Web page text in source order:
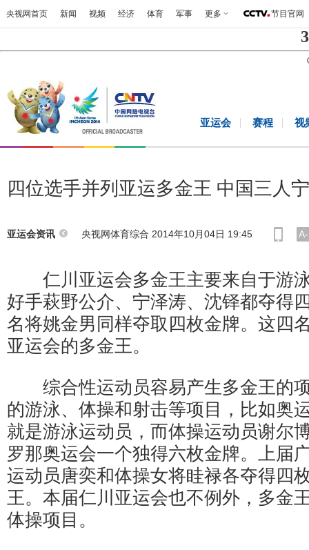
央视网首页 新闻 视频 经济 体育 军事 更多 节目官网
亚运会 赛程 视
四位选手并列亚运多金王 中国三人
亚运会资讯 央视网体育综合 2014年10月04日 19:45 A-
仁川亚运会多金王主要来自于游
好手萩野公介、宁泽涛、沈铎都夺得
名将姚金男同样夺取四枚金牌。这四
亚运会的多金王。
综合性运动员容易产生多金王的
的游泳、体操和射击等项目，比如奥
就是游泳运动员，而体操运动员谢尔
罗那奥运会一个独得六枚金牌。上届
运动员唐奕和体操女将眭禄各夺得四
王。本届仁川亚运会也不例外，多金
体操项目。